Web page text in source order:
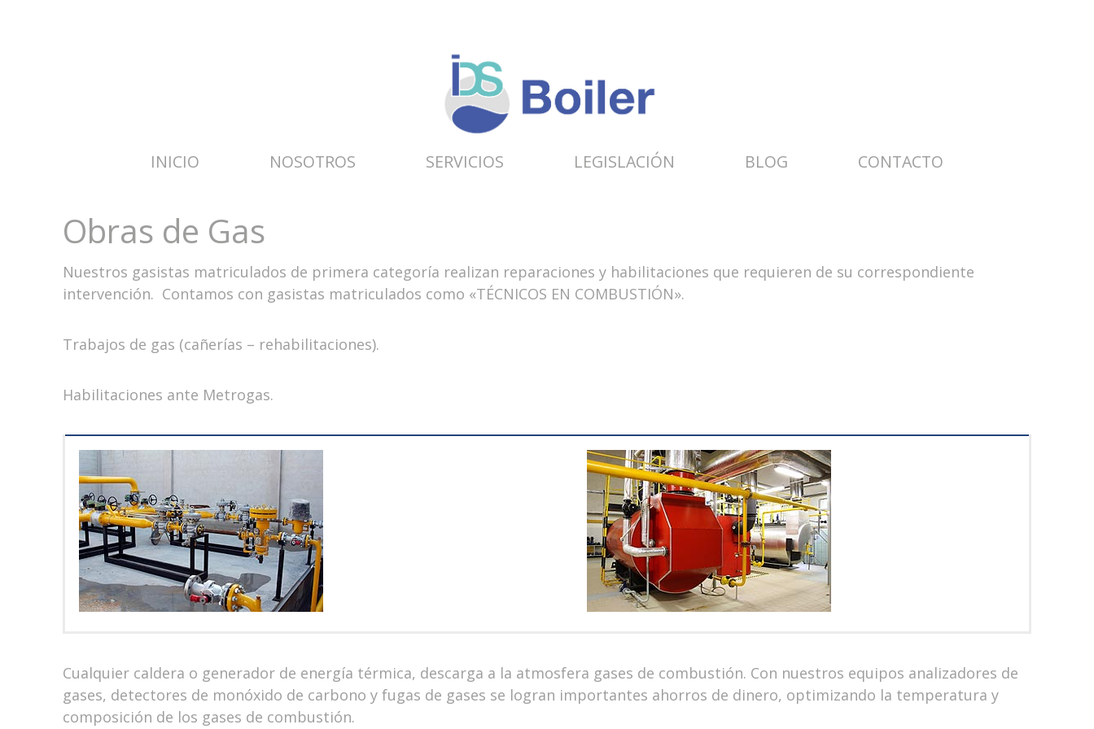
INICIO NOSOTROS SERVICIOS LEGISLACIÓN BLOG CONTACTO
Obras de Gas
Nuestros gasistas matriculados de primera categoría realizan reparaciones y habilitaciones que requieren de su correspondiente
intervención. Contamos con gasistas matriculados como «TÉCNICOS EN COMBUSTIÓN».
Trabajos de gas (cañerías – rehabilitaciones).
Habilitaciones ante Metrogas.
Cualquier caldera o generador de energía térmica, descarga a la atmosfera gases de combustión. Con nuestros equipos analizadores de
gases, detectores de monóxido de carbono y fugas de gases se logran importantes ahorros de dinero, optimizando la temperatura y
composición de los gases de combustión.